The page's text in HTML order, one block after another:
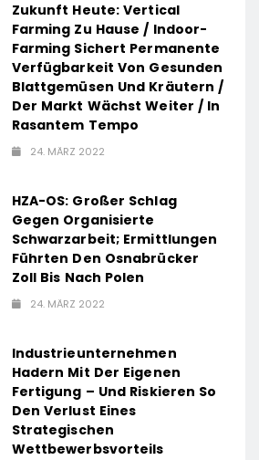
Zukunft Heute: Vertical
Farming Zu Hause / Indoor-
Farming Sichert Permanente
Verfügbarkeit Von Gesunden
Blattgemüsen Und Kräutern /
Der Markt Wächst Weiter / In
Rasantem Tempo
24. MÄRZ 2022
HZA-OS: Großer Schlag
Gegen Organisierte
Schwarzarbeit; Ermittlungen
Führten Den Osnabrücker
Zoll Bis Nach Polen
24. MÄRZ 2022
Industrieunternehmen
Hadern Mit Der Eigenen
Fertigung – Und Riskieren So
Den Verlust Eines
Strategischen
Wettbewerbsvorteils